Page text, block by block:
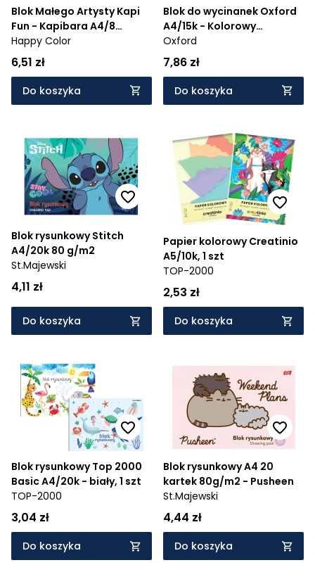
Blok Małego Artysty Kapi
Fun - Kapibara A4/8
arkuszy
Happy Color
6,51 zł
Do koszyka
Blok do wycinanek Oxford
A4/15k - Kolorowy
(400166084)
Oxford
7,86 zł
Do koszyka
Blok rysunkowy Stitch
A4/20k 80 g/m2
St.Majewski
4,11 zł
Do koszyka
Papier kolorowy Creatinio
A5/10k, 1 szt
TOP-2000
2,53 zł
Do koszyka
Blok rysunkowy Top 2000
Basic A4/20k - biały, 1 szt
TOP-2000
3,04 zł
Do koszyka
Blok rysunkowy A4 20
kartek 80g/m2 - Pusheen
St.Majewski
4,44 zł
Do koszyka